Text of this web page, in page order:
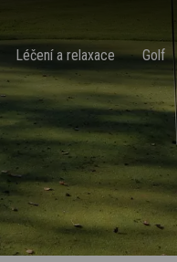
Léčení a relaxace Golf